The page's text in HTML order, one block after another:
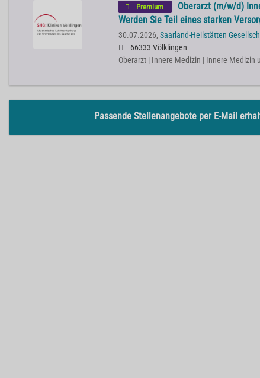
Premium
Oberarzt (m/w/d)
Werden Sie Teil eines starken
30.07.2026, Saarland-Heilstätten
66333 Völklingen
Oberarzt | Innere Medizin | Innere Medizin
Passende Stellenangebote per E-Mail